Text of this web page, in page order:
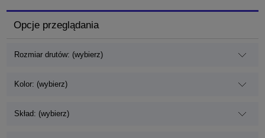
Opcje przeglądania
Rozmiar drutów: (wybierz)
Kolor: (wybierz)
Skład: (wybierz)